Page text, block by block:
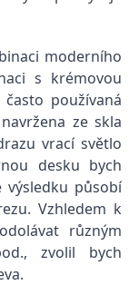
moderního
s krémovou
používaná
ze skla
vrací světlo
desku bych
výsledku působí
Vzhledem k
různým
zvolil bych